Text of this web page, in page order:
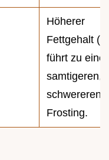
Höherer
Fettgehalt
führt zu
samtigeren,
schwereren
Frosting.